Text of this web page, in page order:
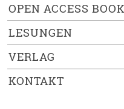
OPEN ACCESS
LESUNGEN
VERLAG
KONTAKT